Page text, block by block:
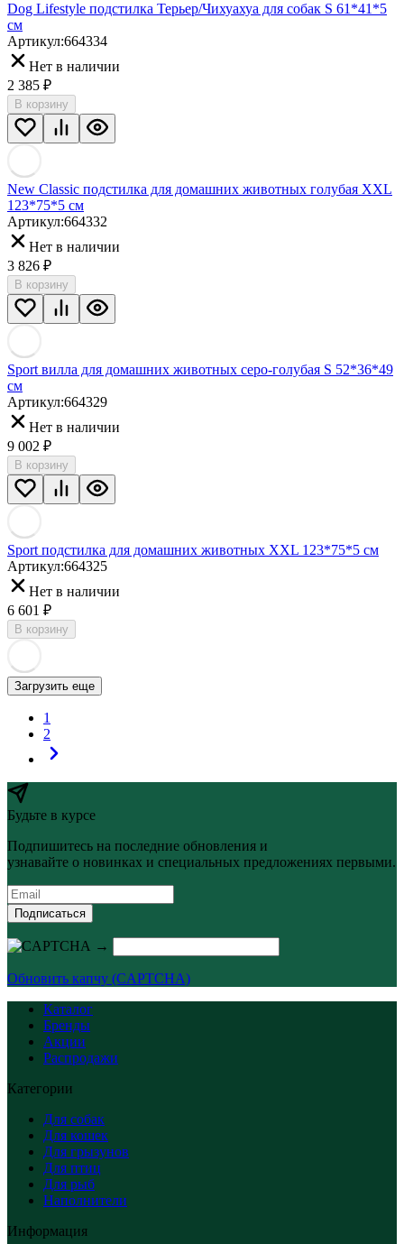
Dog Lifestyle подстилка Терьер/Чихуахуа для собак S 61*41*5
см
Артикул:664334
Нет в наличии
2 385 ₽
В корзину
New Classic подстилка для домашних животных голубая XXL
123*75*5 см
Артикул:664332
Нет в наличии
3 826 ₽
В корзину
Sport вилла для домашних животных серо-голубая S 52*36*49
см
Артикул:664329
Нет в наличии
9 002 ₽
В корзину
Sport подстилка для домашних животных XXL 123*75*5 см
Артикул:664325
Нет в наличии
6 601 ₽
В корзину
Загрузить еще
1
2
Будьте в курсе
Подпишитесь на последние обновления и
узнавайте о новинках и специальных предложениях первыми.
Подписаться
→
Обновить капчу (CAPTCHA)
Каталог
Бренды
Акции
Распродажи
Категории
Для собак
Для кошек
Для грызунов
Для птиц
Для рыб
Наполнители
Информация